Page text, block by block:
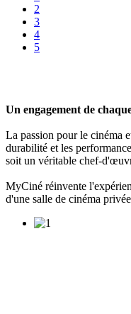
2
3
4
5
Un engagement de
La passion pour le cinéma
durabilité et les
soit un véritable chef-
MyCiné réinvente
d'une salle de cinéma